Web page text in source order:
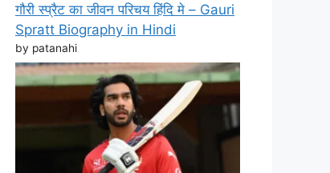
गौरी स्प्रैट का जीवन परिचय हिंदि मे – Gauri
Spratt Biography in Hindi
by patanahi